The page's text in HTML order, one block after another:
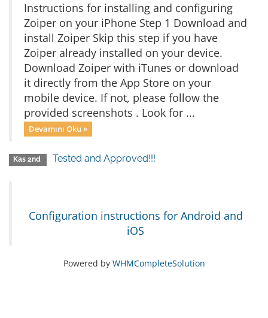
Instructions for installing and configuring
Zoiper on your iPhone Step 1 Download and
install Zoiper Skip this step if you have
Zoiper already installed on your device.
Download Zoiper with iTunes or download
it directly from the App Store on your
mobile device. If not, please follow the
provided screenshots . Look for ...
Devamını Oku »
Kas 2nd Tested and Approved!!!
Configuration instructions for Android and
iOS
Powered by WHMCompleteSolution